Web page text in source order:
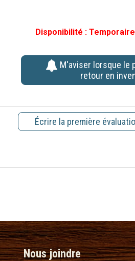
Disponibilité :
M'aviser lorsque le
retour en
Écrire la première
Nous joindre